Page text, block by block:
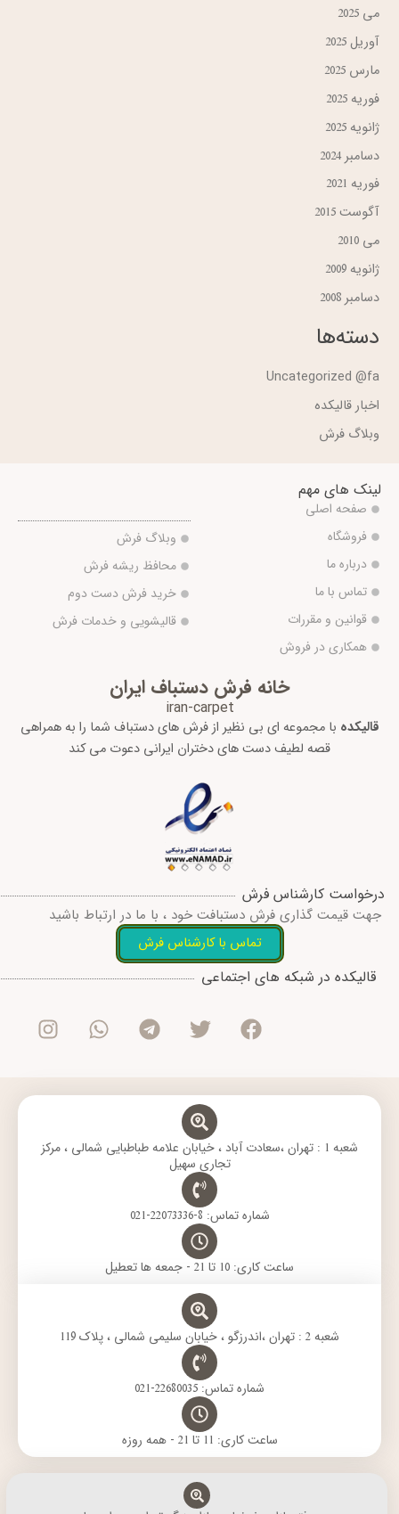
می 2025
آوریل 2025
مارس 2025
فوریه 2025
ژانویه 2025
دسامبر 2024
فوریه 2021
آگوست 2015
می 2010
ژانویه 2009
دسامبر 2008
دسته‌ها
Uncategorized @fa
اخبار قالیکده
وبلاگ فرش
لینک های مهم
صفحه اصلی
فروشگاه
درباره ما
تماس با ما
قوانین و مقررات
همکاری در فروش
وبلاگ فرش
محافظ ریشه فرش
خرید فرش دست دوم
قالیشویی و خدمات فرش
خانه فرش دستباف ایران
iran-carpet
قالیکده با مجموعه ای بی نظیر از فرش های دستباف شما را به همراهی
قصه لطیف دست های دختران ایرانی دعوت می کند
درخواست کارشناس فرش
جهت قیمت گذاری فرش دستبافت خود ، با ما در ارتباط باشید
تماس با کارشناس فرش
قالیکده در شبکه های اجتماعی
F
c
e
o
T
i
t
e
r
T
l
e
r
W
a
t
a
I
s
t
g
m
شعبه 1 : تهران ،سعادت آباد ، خیابان علامه طباطبایی شمالی ، مرکز
تجاری سهیل
شماره تماس: 8-22073336-021
ساعت کاری: 10 تا 21 - جمعه ها تعطیل
شعبه 2 : تهران ،اندرزگو ، خیابان سلیمی شمالی ، پلاک 119
شماره تماس: 22680035-021
ساعت کاری: 11 تا 21 - همه روزه